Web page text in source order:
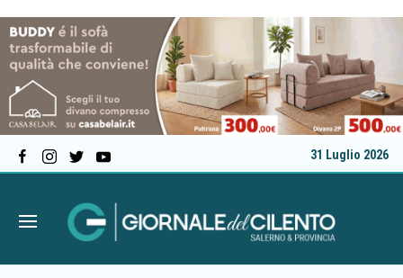
31 Luglio 2026